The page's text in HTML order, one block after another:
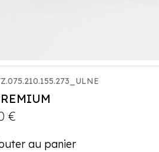
€
au panier